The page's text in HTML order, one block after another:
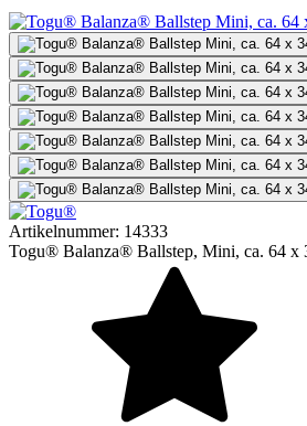
Artikelnummer: 14333
Togu® Balanza® Ballstep, Mini, ca. 64 x